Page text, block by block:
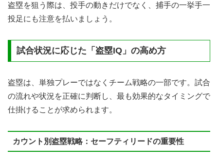
盗塁を狙う際は、投手の動きだけでなく、捕手の一挙手一
投足にも注意を払いましょう。
試合状況に応じた「盗塁IQ」の高め方
盗塁は、単独プレーではなくチーム戦略の一部です。試合
の流れや状況を正確に判断し、最も効果的なタイミングで
仕掛けることが求められます。
カウント別盗塁戦略：セーフティリードの重要性